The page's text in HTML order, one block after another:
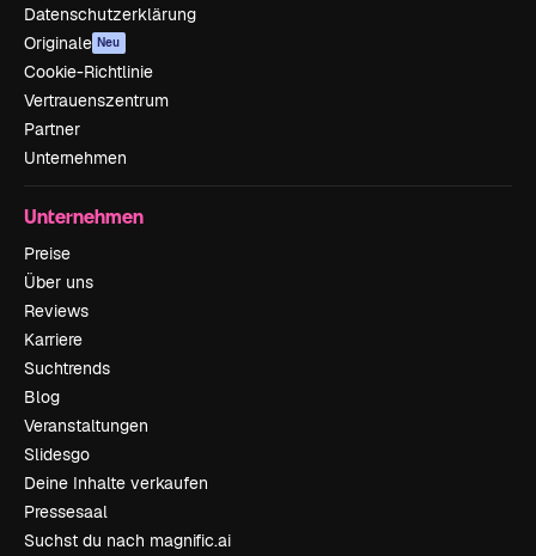
Datenschutzerklärung
Originale Neu
Cookie-Richtlinie
Vertrauenszentrum
Partner
Unternehmen
Unternehmen
Preise
Über uns
Reviews
Karriere
Suchtrends
Blog
Veranstaltungen
Slidesgo
Deine Inhalte verkaufen
Pressesaal
Suchst du nach magnific.ai